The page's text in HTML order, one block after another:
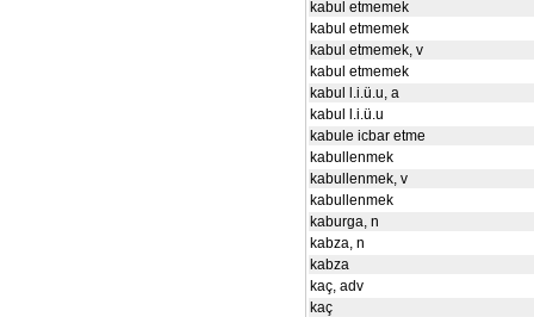
kabul etmemek
kabul etmemek
kabul etmemek, v
kabul etmemek
kabul l.i.ü.u, a
kabul l.i.ü.u
kabule icbar etme
kabullenmek
kabullenmek, v
kabullenmek
kaburga, n
kabza, n
kabza
kaç, adv
kaç